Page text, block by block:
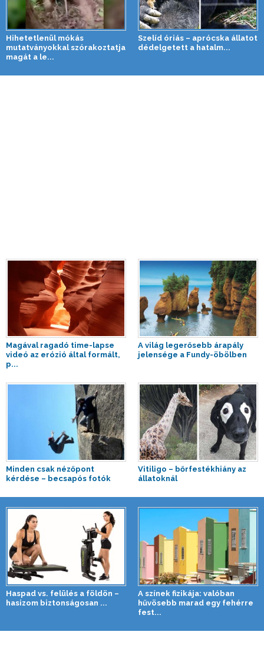
Hihetetlenül mókás
mutatványokkal szórakoztatja
magát a le...
Szelíd óriás – aprócska állatot
dédelgetett a hatalm...
Magával ragadó time-lapse
videó az erózió által formált,
p...
A világ legerősebb árapály
jelensége a Fundy-öbölben
Minden csak nézőpont
kérdése – becsapós fotók
Vitiligo – bőrfestékhiány az
állatoknál
Haspad vs. felülés a földön –
hasizom biztonságosan ...
A színek fizikája: valóban
hűvösebb marad egy fehérre
fest...